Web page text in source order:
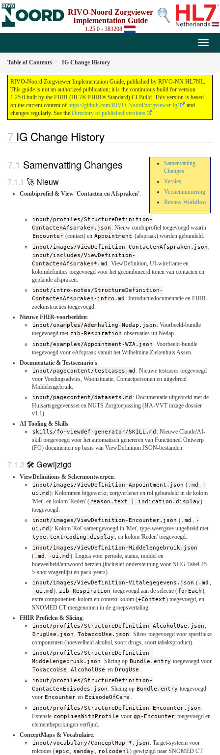
RIVO-Noord Zorgviewer
Implementation Guide
1.25.0 - 383208
Table of Contents IG Change History
RIVO-Noord Zorgviewer Implementation Guide, published by RIVO-NN HL7NL.
This guide is not an authorized publication; it is the continuous build for version
1.25.0 built by the FHIR (HL7® FHIR® Standard) CI Build. This version is based
on the current content of https://github.com/RIVO-Noord/zorgviewer-ig/
and
changes regularly. See the Directory of published versions
IG Change History
Samenvatting
Changes
Versies
Versienummering
Review Workflow
Samenvatting Changes
🚀 Nieuw
Combiprofiel & View 'Contacten en Afspraken':
input/profiles/StructureDefinition-
ContactenAfspraken.json : Nieuw combiprofiel toegevoegd waarin
Encounter (contact) en Appointment (afspraak) worden gebundeld.
input/images/ViewDefinition-ContactenAfspraken.json,
input/includes/ViewDefinition-
ContactenAfspraken*.md : ViewDefinition, UI-wireframe en
kolomdefinities toegevoegd voor het gecombineerd tonen van contacten en
geplande afspraken.
input/intro-notes/StructureDefinition-
ContactenAfspraken-intro.md : Introductiedocumentatie en FHIR-
zoekinstructies toegevoegd.
Nieuwe FHIR-voorbeelden:
input/examples/Ademhaling-Nedap.json : Voorbeeld-bundle
toegevoegd met zib-Respiration observaties uit Nedap.
input/examples/Appointment-WZA.json : Voorbeeld-bundle
toegevoegd voor eAfspraak vanuit het Wilhelmina Ziekenhuis Assen.
Documentatie & Testscenario's:
input/pagecontent/testcases.md : Nieuwe testcases toegevoegd
voor Voedingsadvies, Woonsituatie, Contactpersonen en uitgebreid
Middelengebruik.
input/pagecontent/datasets.md : Documentatie uitgebreid met de
Huisartsgegevensset en NUTS Zorgtoepassing (HA-VVT inzage dossier
v1.1).
AI Tooling & Skills:
skills/fo-viewdef-generator/SKILL.md : Nieuwe Claude/AI-
skill toegevoegd voor het automatisch genereren van Functioneel Ontwerp
(FO) documenten op basis van ViewDefinition JSON-bestanden.
🛠️ Gewijzigd
ViewDefinitions & Schermontwerpen:
input/images/ViewDefinition-Appointment.json ( .md , -
ui.md): Kolommen bijgewerkt; zorgverlener en rol gebundeld in de kolom
'Met', en kolom 'Reden' ( reason.text | indication.display)
toegevoegd.
input/images/ViewDefinition-Encounter.json ( .md , -
ui.md): Kolom 'Rol' samengevoegd in 'Met', type-weergave uitgebreid met
type.text/coding.display , en kolom 'Reden' toegevoegd.
input/images/ViewDefinition-Middelengebruik.json
( .md, -ui.md ): Logica voor periode, status, middel en
hoeveelheid/antwoord herzien (inclusief ondersteuning voor NHG Tabel 45
5-shot vragenlijst en pack-years).
input/images/ViewDefinition-Vitalegegevens.json ( .md ,
-ui.md): zib-Respiration toegevoegd aan de selectie (forEach),
extra componenten-kolom en context-kolom (+Context) toegevoegd, en
SNOMED CT meegenomen in de groepsvertaling.
FHIR Profielen & Slicing:
input/profiles/StructureDefinition-AlcoholUse.json,
DrugUse.json, TobaccoUse.json : Slices toegevoegd voor specifieke
componenten (hoeveelheid alcohol, soort drugs, soort tabaksproduct).
input/profiles/StructureDefinition-
Middelengebruik.json : Slicing op Bundle.entry toegevoegd voor
TobaccoUse, AlcoholUse en DrugUse .
input/profiles/StructureDefinition-
ContactenEpisodes.json : Slicing op Bundle.entry toegevoegd
voor Encounter en EpisodeOfCare .
input/profiles/StructureDefinition-Encounter.json :
Extensie compliesWithProfile voor gp-Encounter toegevoegd en
elementbeperkingen verfijnd.
ConceptMaps & Vocabulaire:
input/vocabulary/ConceptMap-*.json : Target-systeem voor
rolcodes (epic, sanday , rolcodenl) gewijzigd naar SNOMED CT